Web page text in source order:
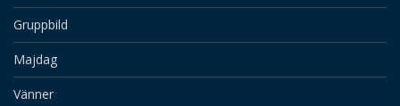
Gruppbild
Majdag
Vänner